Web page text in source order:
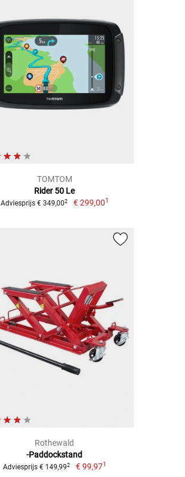
TOMTOM
Rider 50 Le
Adviesprijs € 349,002 € 299,001
Rothewald
-Paddockstand
Adviesprijs € 149,992 € 99,971